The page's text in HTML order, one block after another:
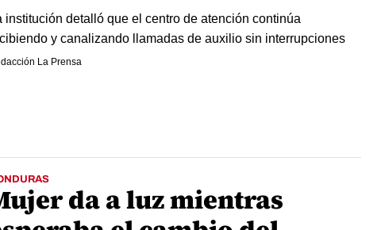
institución detalló que el centro de atención continúa
y canalizando llamadas de auxilio sin interrupciones
La Prensa
da a luz mientras